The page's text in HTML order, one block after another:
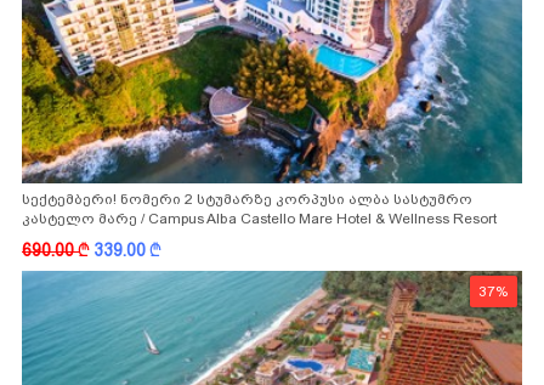
სექტემბერი! ნომერი 2 სტუმარზე კორპუსი ალბა სასტუმრო
კასტელო მარე / Campus Alba Castello Mare Hotel & Wellness Resort
-სგან!
690.00k 339.00k
37%